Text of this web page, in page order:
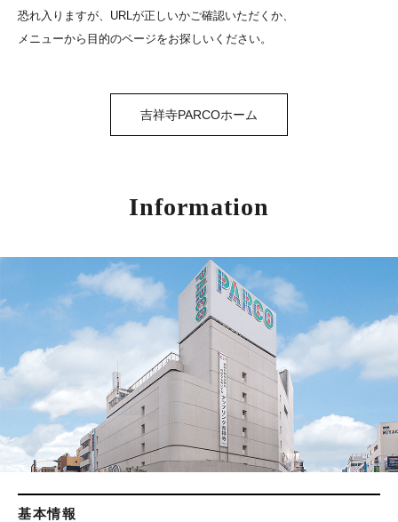
恐れ入りますが、URLが正しいかご確認いただくか、
メニューから目的のページをお探しいください。
吉祥寺PARCOホーム
Information
基本情報